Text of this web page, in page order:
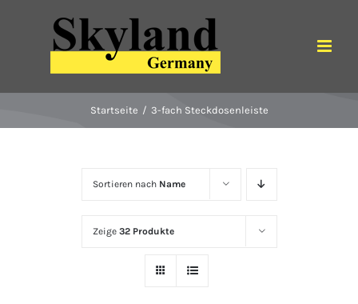
Startseite 3-fach Steckdosenleiste
Sortieren nach Name
Zeige 32 Produkte